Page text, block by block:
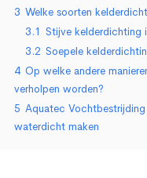
3 Welke soorten
3.1 Stijve kelderdichting
3.2 Soepele
4 Op welke andere
verholpen worden?
5 Aquatec
waterdicht maken